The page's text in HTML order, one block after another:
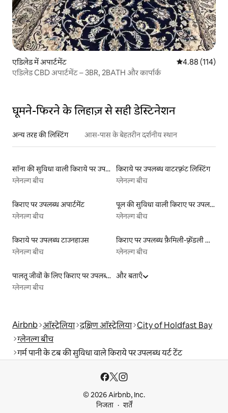
एडिलेड में अपार्टमेंट औसत रेटिंग 5 में से
4.88 (114)
एडिलेड CBD अपार्टमेंट – 3BR, 2BATH और कार्पार्क
घूमने-फिरने के लिहाज़ से सही डेस्टिनेशन
अन्य तरह की लिस्टिंग आस-पास के बेहतरीन दर्शनीय स्थान
सॉना की सुविधा वाली किराये पर उपलब्ध लिस्टिंग
ग्लेनल्ग बीच
किराये पर उपलब्ध वाटरफ़्रंट लिस्टिंग
ग्लेनल्ग बीच
किराए पर उपलब्ध अपार्टमेंट
ग्लेनल्ग बीच
पूल की सुविधा वाली किराए पर उपलब्ध लिस्टिंग
ग्लेनल्ग बीच
किराये पर उपलब्ध टाउनहाउस
ग्लेनल्ग बीच
किराए पर उपलब्ध फ़ैमिली-फ़्रेंडली लिस्टिंग
ग्लेनल्ग बीच
पालतू जीवों के लिए किराए पर उपलब्ध लिस्टिंग
ग्लेनल्ग बीच
और बताएँ
Airbnb ऑस्ट्रेलिया दक्षिण ऑस्ट्रेलिया City of Holdfast Bay
ग्लेनल्ग बीच
गर्म पानी के टब की सुविधा वाले किराये पर उपलब्ध यर्ट टेंट
© 2026 Airbnb, Inc.
निजता
शर्तें